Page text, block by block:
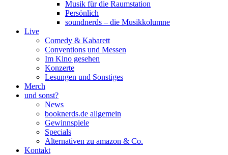
Musik für die Raumstation
Persönlich
soundnerds – die Musikkolumne
Live
Comedy & Kabarett
Conventions und Messen
Im Kino gesehen
Konzerte
Lesungen und Sonstiges
Merch
und sonst?
News
booknerds.de allgemein
Gewinnspiele
Specials
Alternativen zu amazon & Co.
Kontakt